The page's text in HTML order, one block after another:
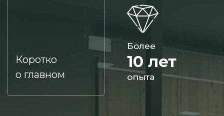
Коротко
о главном
Более
10 лет
опыта